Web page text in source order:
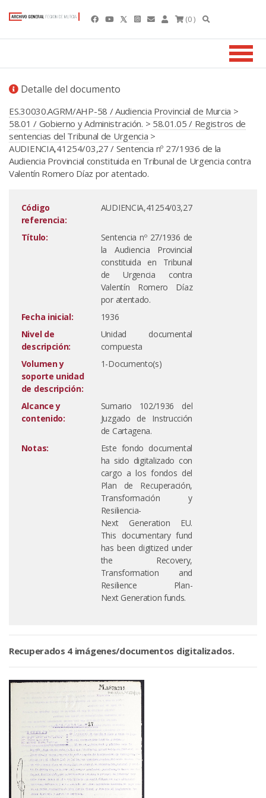
(0 )
Detalle del documento
ES.30030.AGRM/AHP-58 / Audiencia Provincial de Murcia >
58.01 / Gobierno y Administración. > 58.01.05 / Registros de
sentencias del Tribunal de Urgencia >
AUDIENCIA,41254/03,27 / Sentencia nº 27/1936 de la
Audiencia Provincial constituida en Tribunal de Urgencia contra
Valentín Romero Díaz por atentado.
Código
referencia:
AUDIENCIA,41254/03,27
Título:
Sentencia nº 27/1936 de
la Audiencia Provincial
constituida en Tribunal
de Urgencia contra
Valentín Romero Díaz
por atentado.
Fecha inicial:
1936
Nivel de
descripción:
Unidad documental
compuesta
Volumen y
soporte unidad
de descripción:
1-Documento(s)
Alcance y
contenido:
Sumario 102/1936 del
Juzgado de Instrucción
de Cartagena.
Notas:
Este fondo documental
ha sido digitalizado con
cargo a los fondos del
Plan de Recuperación,
Transformación y
Resiliencia-
Next Generation EU.
This documentary fund
has been digitized under
the Recovery,
Transformation and
Resilience Plan-
Next Generation funds.
Recuperados 4 imágenes/documentos digitalizados.